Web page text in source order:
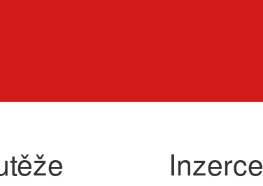
Inzerce